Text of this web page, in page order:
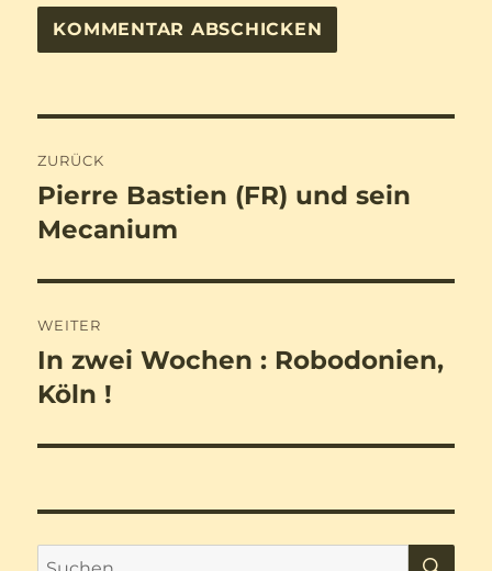
ZURÜCK
Vorheriger
Beitrag:
Pierre Bastien (FR) und sein
Mecanium
WEITER
Nächster
Beitrag:
In zwei Wochen : Robodonien,
Köln !
Suchen